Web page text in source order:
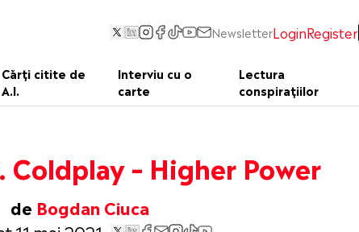
NewsletterLoginRegister
Cărți citite de
A.I.
Interviu cu o
carte
Lectura
conspirațiilor
Coldplay – Higher Power
de Bogdan Ciuca